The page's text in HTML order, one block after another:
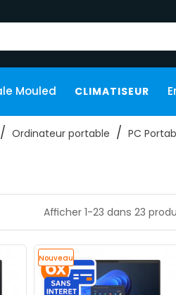
Mouled CLIMATISEUR
Ordinateur portable PC
Afficher 1-23 dans 23
Nouveau